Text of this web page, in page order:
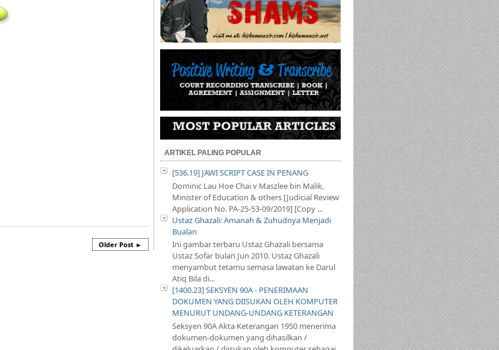
Older Post ►
ARTIKEL PALING POPULAR
[536.19] JAWI SCRIPT CASE IN PENANG
Dominic Lau Hoe Chai v Maszlee bin Malik,
Minister of Education & others [Judicial Review
Application No. PA-25-53-09/2019] [Copy ...
Ustaz Ghazali: Amanah & Zuhudnya Menjadi
Bualan
Ini gambar terbaru Ustaz Ghazali bersama
Ustaz Sofar bulan Jun 2010. Ustaz Ghazali
menyambut tetamu semasa lawatan ke Darul
Atiq Bila di...
[1400.23] SEKSYEN 90A - PENERIMAAN
DOKUMEN YANG DIISUKAN OLEH KOMPUTER
MENURUT UNDANG-UNDANG KETERANGAN
Seksyen 90A Akta Keterangan 1950 menerima
dokumen-dokumen yang dihasilkan /